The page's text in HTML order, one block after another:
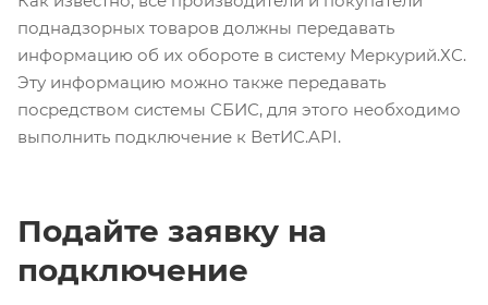
поднадзорных товаров должны передавать
информацию об их обороте в систему Меркурий.ХС.
Эту информацию можно также передавать
посредством системы СБИС, для этого необходимо
выполнить подключение к ВетИС.API.
Подайте заявку на
подключение